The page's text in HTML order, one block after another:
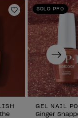
deseos
Añadir a la
SOLO PRO
GEL NAIL
Ginger
Next